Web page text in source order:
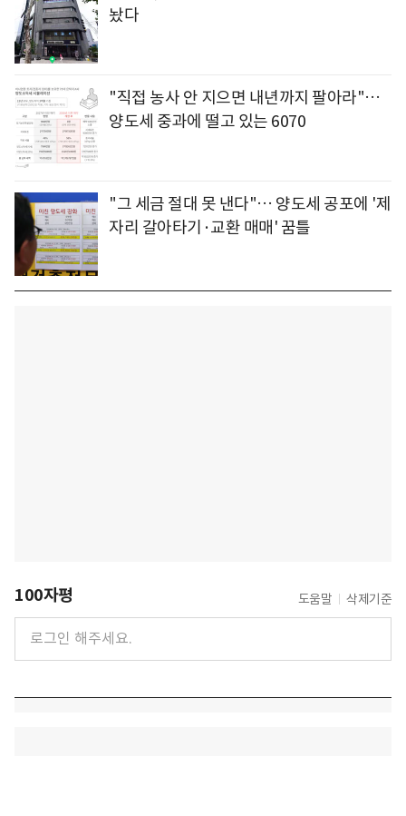
놨다
"직접 농사 안 지으면 내년까지 팔아라"…
양도세 중과에 떨고 있는 6070
"그 세금 절대 못 낸다"… 양도세 공포에 '제
자리 갈아타기·교환 매매' 꿈틀
100자평 도움말 삭제기준